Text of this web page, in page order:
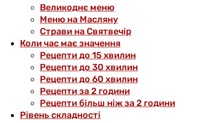
Великоднє меню
Меню на Масляну
Страви на Святвечір
Коли час має значення
Рецепти до 15 хвилин
Рецепти до 30 хвилин
Рецепти до 60 хвилин
Рецепти за 2 години
Рецепти більш ніж за 2 години
Рівень складності